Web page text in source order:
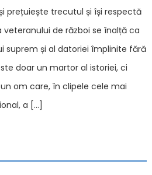
prețuiește trecutul și își respectă
de război se înalță ca
suprem și al datoriei împlinite fără
doar un martor al istoriei, ci
om care, în clipele cele mai
a […]